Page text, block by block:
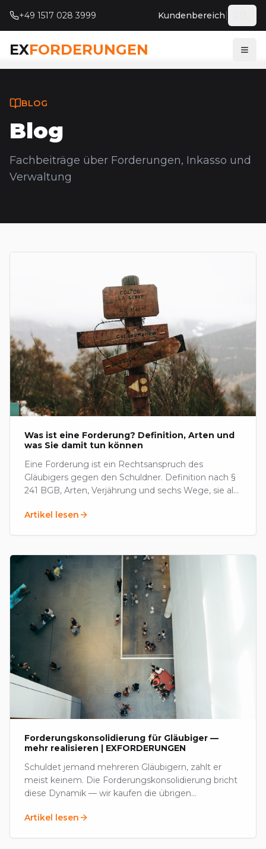
+49 1517 028 3999 Kundenbereich
EXFORDERUNGEN
BLOG
Blog
Fachbeiträge über Forderungen, Inkasso und
Verwaltung
Was ist eine Forderung? Definition, Arten und
was Sie damit tun können
Eine Forderung ist ein Rechtsanspruch des
Gläubigers gegen den Schuldner. Definition nach §
241 BGB, Arten, Verjährung und sechs Wege, sie als
Artikel lesen
Forderungskonsolidierung für Gläubiger —
mehr realisieren | EXFORDERUNGEN
Schuldet jemand mehreren Gläubigern, zahlt er
meist keinem. Die Forderungskonsolidierung bricht
diese Dynamik — wir kaufen die übrigen
Vereinbarung.
Artikel lesen